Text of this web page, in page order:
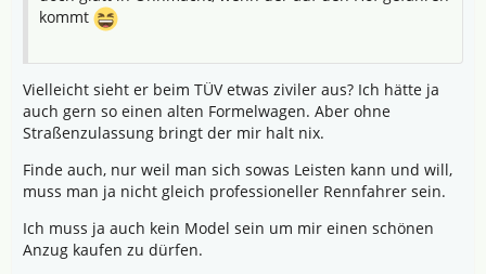
kommt
Vielleicht sieht er beim TÜV etwas ziviler aus? Ich hätte ja
auch gern so einen alten Formelwagen. Aber ohne
Straßenzulassung bringt der mir halt nix.
Finde auch, nur weil man sich sowas Leisten kann und will,
muss man ja nicht gleich professioneller Rennfahrer sein.
Ich muss ja auch kein Model sein um mir einen schönen
Anzug kaufen zu dürfen.